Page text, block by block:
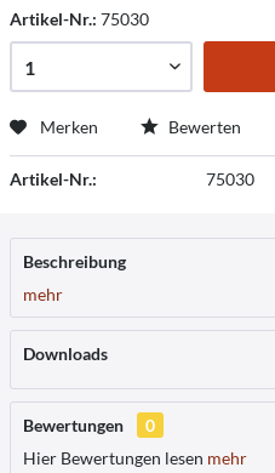
Artikel-Nr.: 75030
Merken Bewerten
Artikel-Nr.: 75030
Beschreibung
mehr
Downloads
Bewertungen
0
Hier Bewertungen lesen mehr